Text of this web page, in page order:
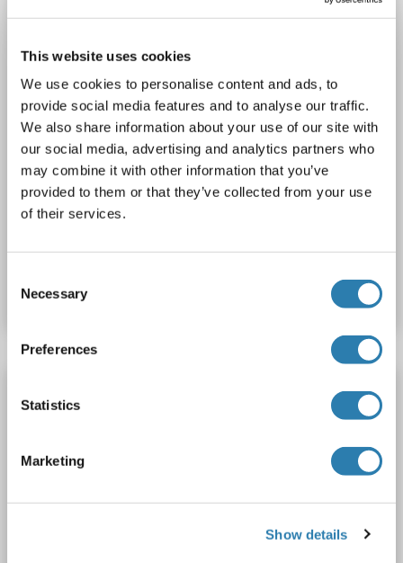
This website uses cookies
We use cookies to personalise content and ads, to
provide social media features and to analyse our traffic.
We also share information about your use of our site with
our social media, advertising and analytics partners who
may combine it with other information that you’ve
provided to them or that they’ve collected from your use
of their services.
Selection
Necessary
Preferences
Statistics
Marketing
Show details
WB
N° du produit ABIN7185756
Fiche technique
WB, ELISA, IHC